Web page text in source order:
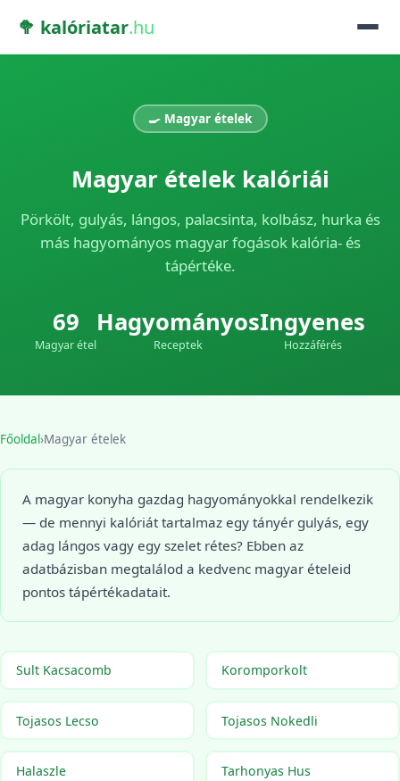
🥦 kalóriatar.hu
🍳 Magyar ételek
Magyar ételek kalóriái
Pörkölt, gulyás, lángos, palacsinta, kolbász, hurka és
más hagyományos magyar fogások kalória- és
tápértéke.
69
Magyar étel
Hagyományos
Receptek
Ingyenes
Hozzáférés
Főoldal›Magyar ételek
A magyar konyha gazdag hagyományokkal rendelkezik
— de mennyi kalóriát tartalmaz egy tányér gulyás, egy
adag lángos vagy egy szelet rétes? Ebben az
adatbázisban megtalálod a kedvenc magyar ételeid
pontos tápértékadatait.
Sult Kacsacomb Koromporkolt
Tojasos Lecso Tojasos Nokedli
Halaszle Tarhonyas Hus